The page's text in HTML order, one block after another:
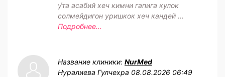
у́та асабий хеч кимни гапига кулок
солмейдигон уришкок хеч кандей ...
Подробнее...
Название клиники: NurMed
Нуралиева Гулчехра 08.08.2026 06:49